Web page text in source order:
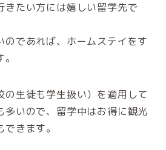
きたい方には嬉しい留学先で
のであれば、ホームステイをす
の生徒も学生扱い）を適用して
多いので、留学中はお得に観光
きます。